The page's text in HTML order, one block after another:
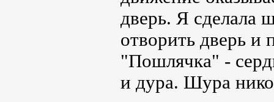
дверь. Я сделала
отворить дверь и
"Пошлячка" -
и дура. Шура